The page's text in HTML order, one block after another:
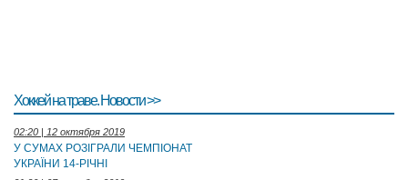
Хоккей на траве. Новости >>
02:20 | 12 октября 2019
У СУМАХ РОЗІГРАЛИ ЧЕМПІОНАТ
УКРАЇНИ 14-РІЧНІ